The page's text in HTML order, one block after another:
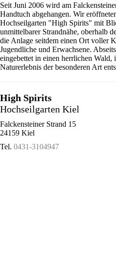
Seit Juni 2006 wird am
Handtuch abgehangen. Wir
Hochseilgarten "High Spirits" mit
unmittelbarer Strandnähe, oberhalb
die Anlage seitdem einen Ort voller
Jugendliche und Erwachsene.
eingebettet in einen herrlichen Wald,
Naturerlebnis der besonderen Art
High Spirits
Hochseilgarten Kiel
Falckensteiner Strand 15
24159 Kiel
Tel. 0431-3104947